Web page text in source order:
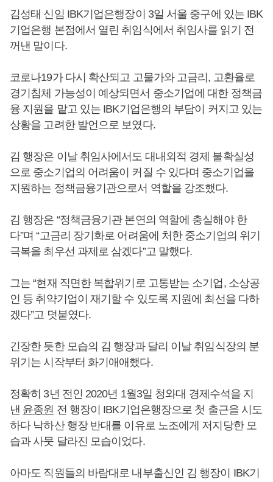
김성태 신임 IBK기업은행장이 3일 서울 중구에 있는 IBK
기업은행 본점에서 열린 취임식에서 취임사를 읽기 전
꺼낸 말이다.
코로나19가 다시 확산되고 고물가와 고금리, 고환율로
경기침체 가능성이 예상되면서 중소기업에 대한 정책금
융 지원을 맡고 있는 IBK기업은행의 부담이 커지고 있는
상황을 고려한 발언으로 보였다.
김 행장은 이날 취임사에서도 대내외적 경제 불확실성
으로 중소기업의 어려움이 커질 수 있다며 중소기업을
지원하는 정책금융기관으로서 역할을 강조했다.
김 행장은 “정책금융기관 본연의 역할에 충실해야 한
다”며 “고금리 장기화로 어려움에 처한 중소기업의 위기
극복을 최우선 과제로 삼겠다”고 말했다.
그는 “현재 직면한 복합위기로 고통받는 소기업, 소상공
인 등 취약기업이 재기할 수 있도록 지원에 최선을 다하
겠다”고 덧붙였다.
긴장한 듯한 모습의 김 행장과 달리 이날 취임식장의 분
위기는 시작부터 화기애애했다.
정확히 3년 전인 2020년 1월3일 청와대 경제수석을 지
낸 윤종원 전 행장이 IBK기업은행장으로 첫 출근을 시도
하다 낙하산 행장 반대를 이유로 노조에게 저지당한 모
습과 사뭇 달라진 모습이었다.
아마도 직원들의 바람대로 내부출신인 김 행장이 IBK기